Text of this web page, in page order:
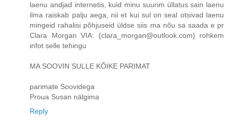
laenu andjad internetis, kuid minu suurim üllatus sain laenu
ilma raiskab palju aega, nii et kui sul on seal otsivad laenu
mingeid rahalisi põhjuseid üldse siis ma nõu sa saada e pr
Clara Morgan VIA: {clara_morgan@outlook.com} rohkem
infot selle tehingu
MA SOOVIN SULLE KÕIKE PARIMAT
parimate Soovidega
Proua Susan nälgima
Reply